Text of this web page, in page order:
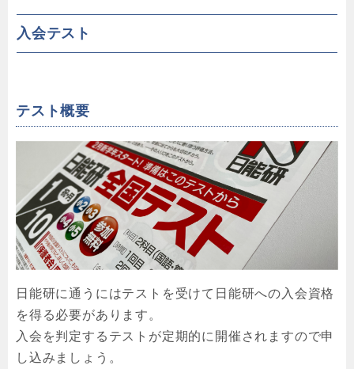
入会テスト
テスト概要
日能研に通うにはテストを受けて日能研への入会資格
を得る必要があります。
入会を判定するテストが定期的に開催されますので申
し込みましょう。